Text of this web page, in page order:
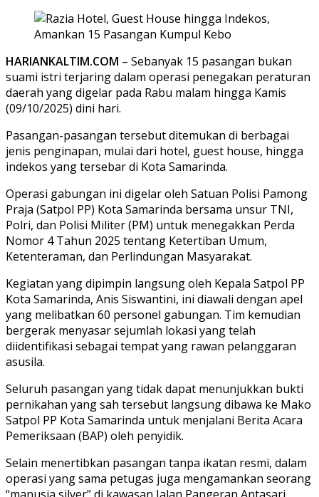
HARIANKALTIM.COM – Sebanyak 15 pasangan bukan
suami istri terjaring dalam operasi penegakan peraturan
daerah yang digelar pada Rabu malam hingga Kamis
(09/10/2025) dini hari.
Pasangan-pasangan tersebut ditemukan di berbagai
jenis penginapan, mulai dari hotel, guest house, hingga
indekos yang tersebar di Kota Samarinda.
Operasi gabungan ini digelar oleh Satuan Polisi Pamong
Praja (Satpol PP) Kota Samarinda bersama unsur TNI,
Polri, dan Polisi Militer (PM) untuk menegakkan Perda
Nomor 4 Tahun 2025 tentang Ketertiban Umum,
Ketenteraman, dan Perlindungan Masyarakat.
Kegiatan yang dipimpin langsung oleh Kepala Satpol PP
Kota Samarinda, Anis Siswantini, ini diawali dengan apel
yang melibatkan 60 personel gabungan. Tim kemudian
bergerak menyasar sejumlah lokasi yang telah
diidentifikasi sebagai tempat yang rawan pelanggaran
asusila.
Seluruh pasangan yang tidak dapat menunjukkan bukti
pernikahan yang sah tersebut langsung dibawa ke Mako
Satpol PP Kota Samarinda untuk menjalani Berita Acara
Pemeriksaan (BAP) oleh penyidik.
Selain menertibkan pasangan tanpa ikatan resmi, dalam
operasi yang sama petugas juga mengamankan seorang